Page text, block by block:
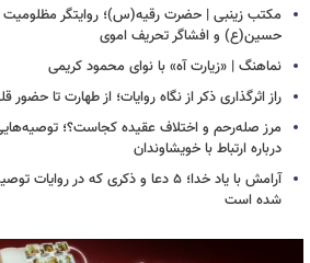
مکتب زینبی | حضرت رقیه(س)؛ روایتگر مظلومیت
حسین(ع) و افشاگر تحریف اموی
نماهنگ | «زیارت آه» با نوای محمود کریمی
راز اثرگذاری ذکر از نگاه روایات؛ از طهارت تا حضور
مرز صله‌رحم و اختلاف عقیده کجاست؟؛
درباره ارتباط با خویشاوندان
آرامش با یاد خدا؛ ۵ دعا و ذکری که در روایات
شده است